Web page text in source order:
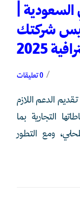
|
شركتك
2025
/ 0 تعليقات
الدعم اللازم
التجارية بما
ومع التطور